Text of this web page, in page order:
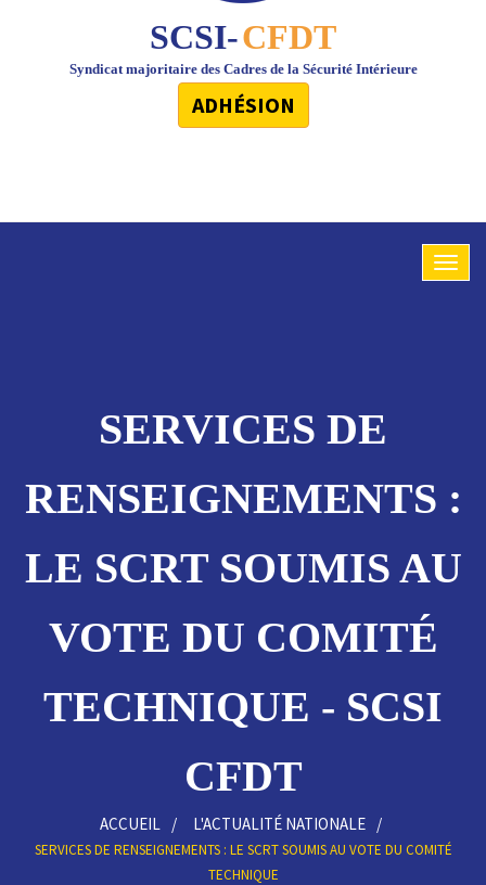
SCSI-CFDT
Syndicat majoritaire des Cadres de la Sécurité Intérieure
ADHÉSION
SERVICES DE
RENSEIGNEMENTS :
LE SCRT SOUMIS AU
VOTE DU COMITÉ
TECHNIQUE - SCSI
CFDT
ACCUEIL L'ACTUALITÉ NATIONALE
SERVICES DE RENSEIGNEMENTS : LE SCRT SOUMIS AU VOTE DU COMITÉ
TECHNIQUE